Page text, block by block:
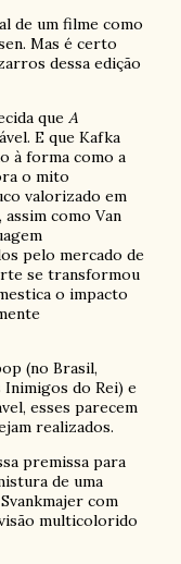
de um filme como
Mas é certo
dessa edição
que A
E que Kafka
à forma como a
o mito
valorizado em
como Van
pelo mercado de
se transformou
o impacto
(no Brasil,
Inimigos do Rei) e
esses parecem
realizados.
premissa para
de uma
com
multicolorido